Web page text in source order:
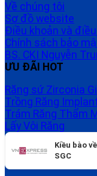
Về chúng tôi
Sơ đồ website
Điều khoản và
Chính sách bảo
BS. CKI Nguyễn
ƯU ĐÃI HOT
Răng sứ Zirconia
Trồng Răng
Trám Răng Thẩm
Lấy Vôi Răng
Kiều bào
SGC